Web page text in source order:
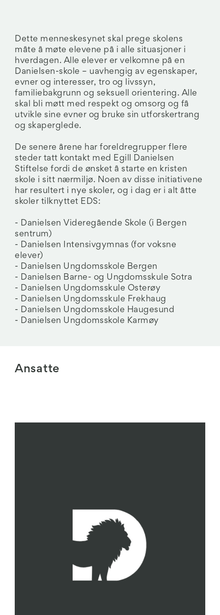
Dette menneskesynet skal prege skolens
måte å møte elevene på i alle situasjoner i
hverdagen. Alle elever er velkomne på en
Danielsen-skole – uavhengig av egenskaper,
evner og interesser, tro og livssyn,
familiebakgrunn og seksuell orientering. Alle
skal bli møtt med respekt og omsorg og få
utvikle sine evner og bruke sin utforskertrang
og skaperglede.
De senere årene har foreldregrupper flere
steder tatt kontakt med Egill Danielsen
Stiftelse fordi de ønsket å starte en kristen
skole i sitt nærmiljø. Noen av disse initiativene
har resultert i nye skoler, og i dag er i alt åtte
skoler tilknyttet EDS:
- Danielsen Videregående Skole (i Bergen
sentrum)
- Danielsen Intensivgymnas (for voksne
elever)
- Danielsen Ungdomsskole Bergen
- Danielsen Barne- og Ungdomsskule Sotra
- Danielsen Ungdomsskule Osterøy
- Danielsen Ungdomsskule Frekhaug
- Danielsen Ungdomsskole Haugesund
- Danielsen Ungdomsskole Karmøy
Ansatte